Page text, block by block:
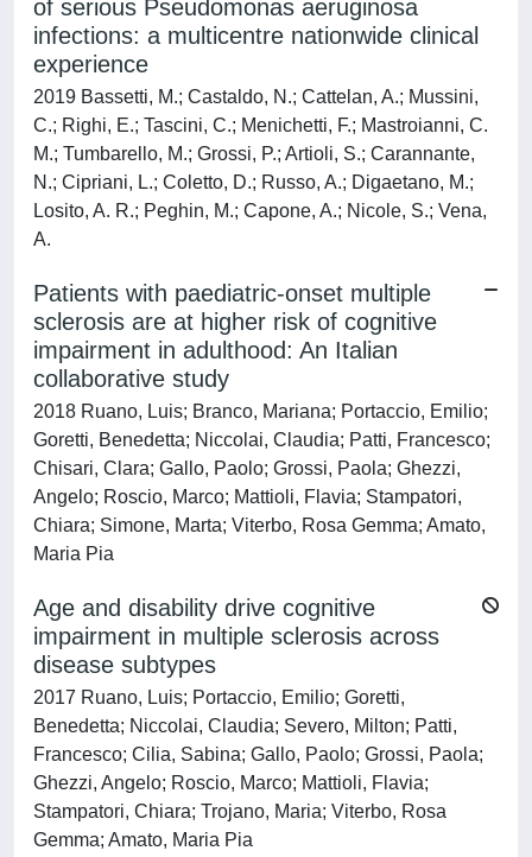
of serious Pseudomonas aeruginosa
infections: a multicentre nationwide clinical
experience
2019 Bassetti, M.; Castaldo, N.; Cattelan, A.; Mussini,
C.; Righi, E.; Tascini, C.; Menichetti, F.; Mastroianni, C.
M.; Tumbarello, M.; Grossi, P.; Artioli, S.; Carannante,
N.; Cipriani, L.; Coletto, D.; Russo, A.; Digaetano, M.;
Losito, A. R.; Peghin, M.; Capone, A.; Nicole, S.; Vena,
A.
Patients with paediatric-onset multiple
sclerosis are at higher risk of cognitive
impairment in adulthood: An Italian
collaborative study
2018 Ruano, Luis; Branco, Mariana; Portaccio, Emilio;
Goretti, Benedetta; Niccolai, Claudia; Patti, Francesco;
Chisari, Clara; Gallo, Paolo; Grossi, Paola; Ghezzi,
Angelo; Roscio, Marco; Mattioli, Flavia; Stampatori,
Chiara; Simone, Marta; Viterbo, Rosa Gemma; Amato,
Maria Pia
Age and disability drive cognitive
impairment in multiple sclerosis across
disease subtypes
2017 Ruano, Luis; Portaccio, Emilio; Goretti,
Benedetta; Niccolai, Claudia; Severo, Milton; Patti,
Francesco; Cilia, Sabina; Gallo, Paolo; Grossi, Paola;
Ghezzi, Angelo; Roscio, Marco; Mattioli, Flavia;
Stampatori, Chiara; Trojano, Maria; Viterbo, Rosa
Gemma; Amato, Maria Pia